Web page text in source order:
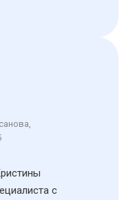
с